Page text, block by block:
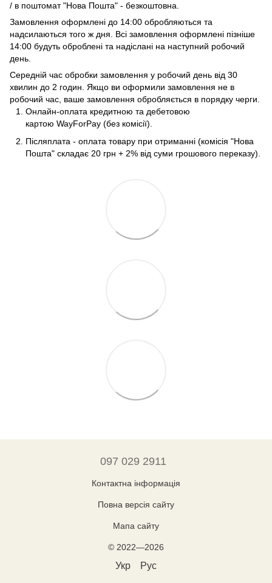
/ в поштомат "Нова Пошта" - безкоштовна.
Замовлення оформлені до 14:00 обробляються та
надсилаються того ж дня. Всі замовлення оформлені пізніше
14:00 будуть оброблені та надіслані на наступний робочий
день.
Середній час обробки замовлення у робочий день від 30
хвилин до 2 годин. Якщо ви оформили замовлення не в
робочий час, ваше замовлення обробляється в порядку черги.
Онлайн-оплата кредитною та дебетовою
картою WayForPay (без комісії).
Післяплата - оплата товару при отриманні (комісія "Нова
Пошта" складає 20 грн + 2% від суми грошового переказу).
097 029 2911
Контактна інформація
Повна версія сайту
Мапа сайту
© 2022—2026
Укр Рус